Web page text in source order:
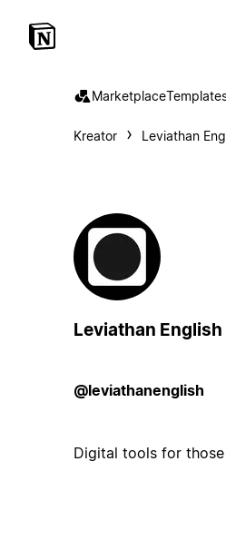
Marketplace
Kreator Leviathan
Leviathan English
@leviathanenglish
Digital tools for